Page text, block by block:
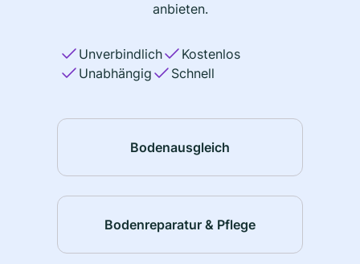
anbieten.
Unverbindlich
Kostenlos
Unabhängig
Schnell
Bodenausgleich
Bodenreparatur & Pflege